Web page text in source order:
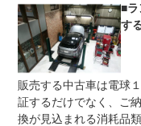
■ラ
す
販売する中古車は電球
証するだけでなく、ご
換が見込まれる消耗品